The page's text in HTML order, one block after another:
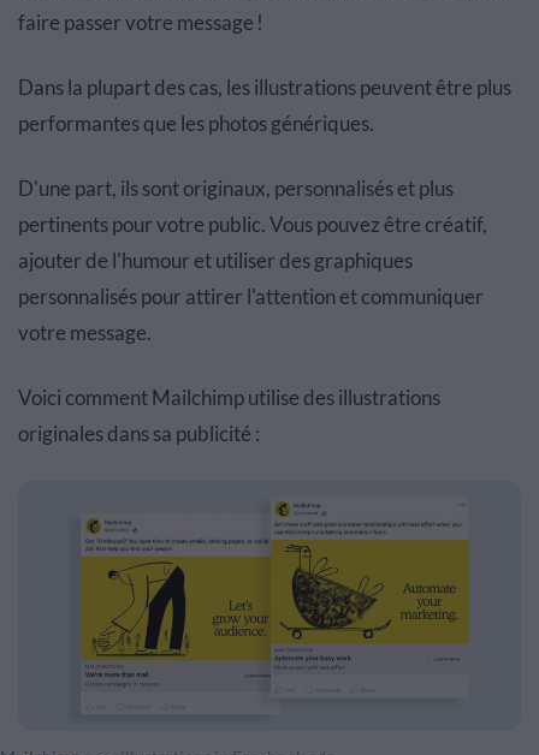
faire passer votre message !
Dans la plupart des cas, les illustrations peuvent être plus
performantes que les photos génériques.
D'une part, ils sont originaux, personnalisés et plus
pertinents pour votre public. Vous pouvez être créatif,
ajouter de l'humour et utiliser des graphiques
personnalisés pour attirer l'attention et communiquer
votre message.
Voici comment Mailchimp utilise des illustrations
originales dans sa publicité :